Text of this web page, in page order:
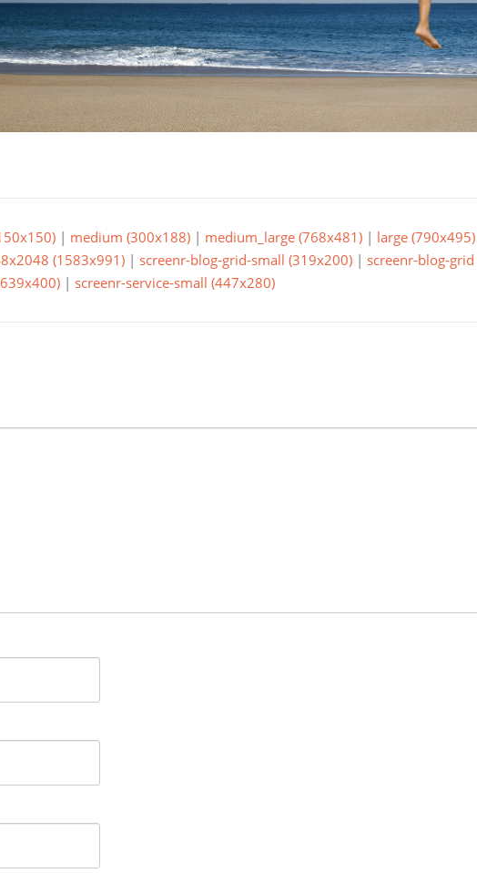
| medium (300x188) | medium_large (768x481) | large (790x495)
(1583x991) | screenr-blog-grid-small (319x200) | screenr-blog-grid
| screenr-service-small (447x280)